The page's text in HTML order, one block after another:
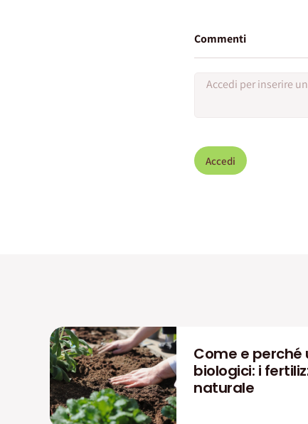
Commenti
Accedi
Come e perché
biologici: i
naturale